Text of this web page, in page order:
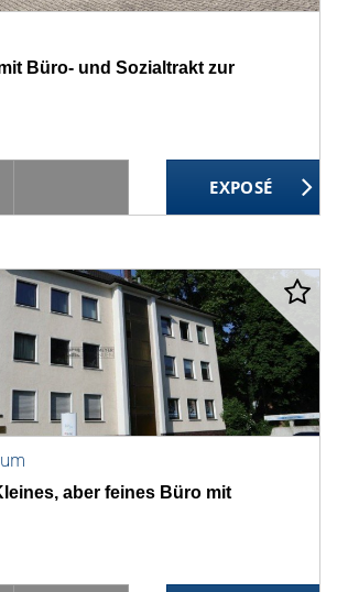
Büro- und Sozialtrakt zur
aber feines Büro mit